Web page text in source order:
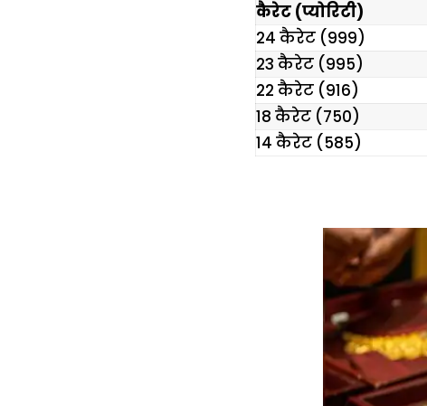
कैरेट (प्योरिटी)
24 कैरेट (999)
23 कैरेट (995)
22 कैरेट (916)
18 कैरेट (750)
14 कैरेट (585)